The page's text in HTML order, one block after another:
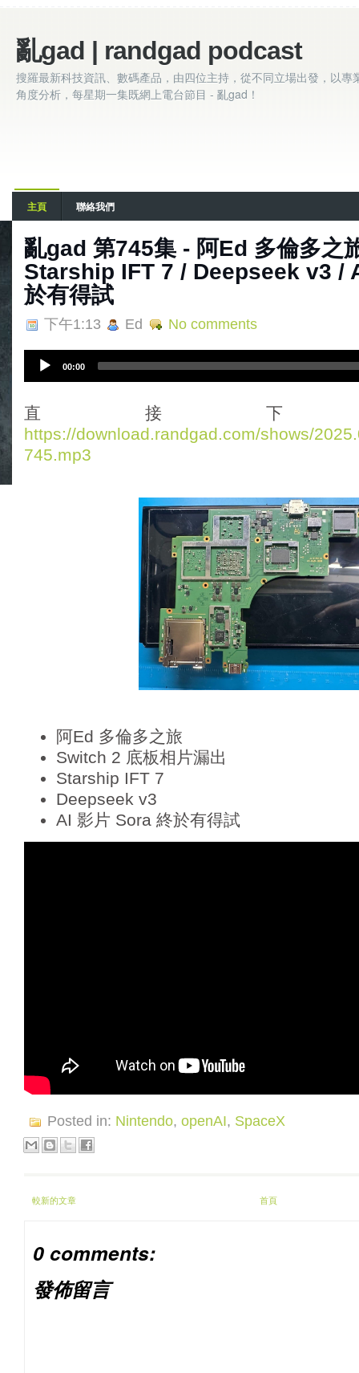
亂gad | randgad podcast
搜羅最新科技資訊、數碼產品，由四位主持，從不同立場出發，以專
角度分析，每星期一集既網上電台節目 - 亂gad！
主頁 聯絡我們
亂‌‌‌gad‌‌‌ ‌‌‌‌‌第745集 - 阿Ed 多倫多之
Starship IFT 7 / Deepseek v3 /
於有得試
下午1:13 Ed No comments
i
o
P
l
00:00
直接
https://download.randgad.com/shows/
745.mp3
阿Ed 多倫多之旅
Switch 2 底板相片漏出
Starship IFT 7
Deepseek v3
AI 影片 Sora 終於有得試
Posted in: Nintendo, openAI, SpaceX
較新的文章 首頁
0 comments:
發佈留言